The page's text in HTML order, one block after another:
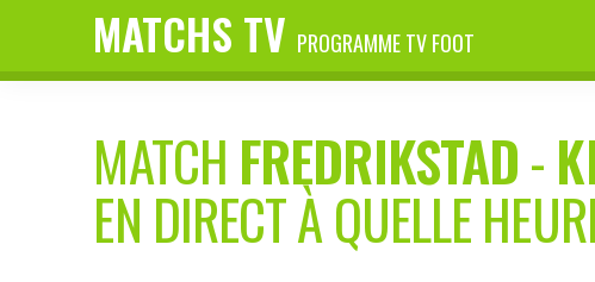
MATCHS TV PROGRAMME TV FOOT
MATCH FREDRIKSTAD-
EN DIRECT À QUELLE